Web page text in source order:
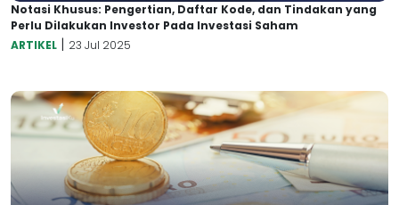
Notasi Khusus: Pengertian, Daftar Kode, dan Tindakan yang
Perlu Dilakukan Investor Pada Investasi Saham
ARTIKEL | 23 Jul 2025